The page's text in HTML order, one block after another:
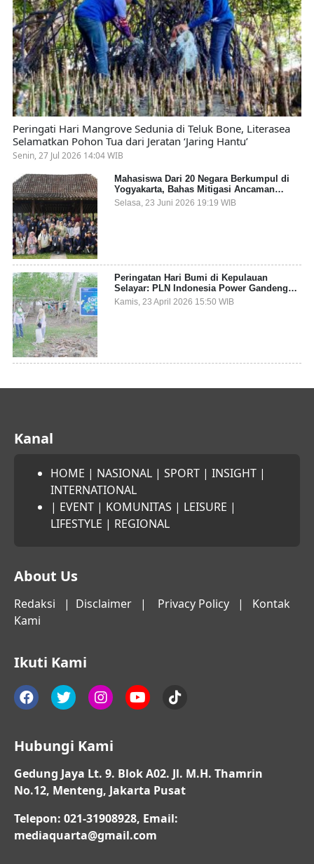
Peringati Hari Mangrove Sedunia di Teluk Bone, Literasea
Selamatkan Pohon Tua dari Jeratan ‘Jaring Hantu’
Senin, 27 Jul 2026 14:04 WIB
Mahasiswa Dari 20 Negara Berkumpul di
Yogyakarta, Bahas Mitigasi Ancaman
Kesehatan Global
Selasa, 23 Juni 2026 19:19 WIB
Peringatan Hari Bumi di Kepulauan
Selayar: PLN Indonesia Power Gandeng
Pemda dan Komunitas, Giatkan Restorasi
Mangrove
Kamis, 23 April 2026 15:50 WIB
Kanal
HOME | NASIONAL | SPORT | INSIGHT |
INTERNATIONAL
| EVENT | KOMUNITAS | LEISURE |
LIFESTYLE | REGIONAL
About Us
Redaksi | Disclaimer | Privacy Policy | Kontak
Kami
Ikuti Kami
Hubungi Kami
Gedung Jaya Lt. 9. Blok A02. Jl. M.H. Thamrin
No.12, Menteng, Jakarta Pusat
Telepon: 021-31908928, Email:
mediaquarta@gmail.com